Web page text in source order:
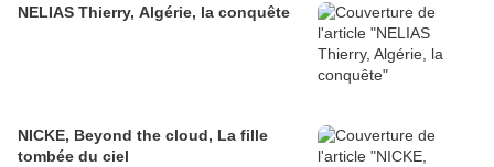
NELIAS Thierry, Algérie, la conquête
NICKE, Beyond the cloud, La fille
tombée du ciel